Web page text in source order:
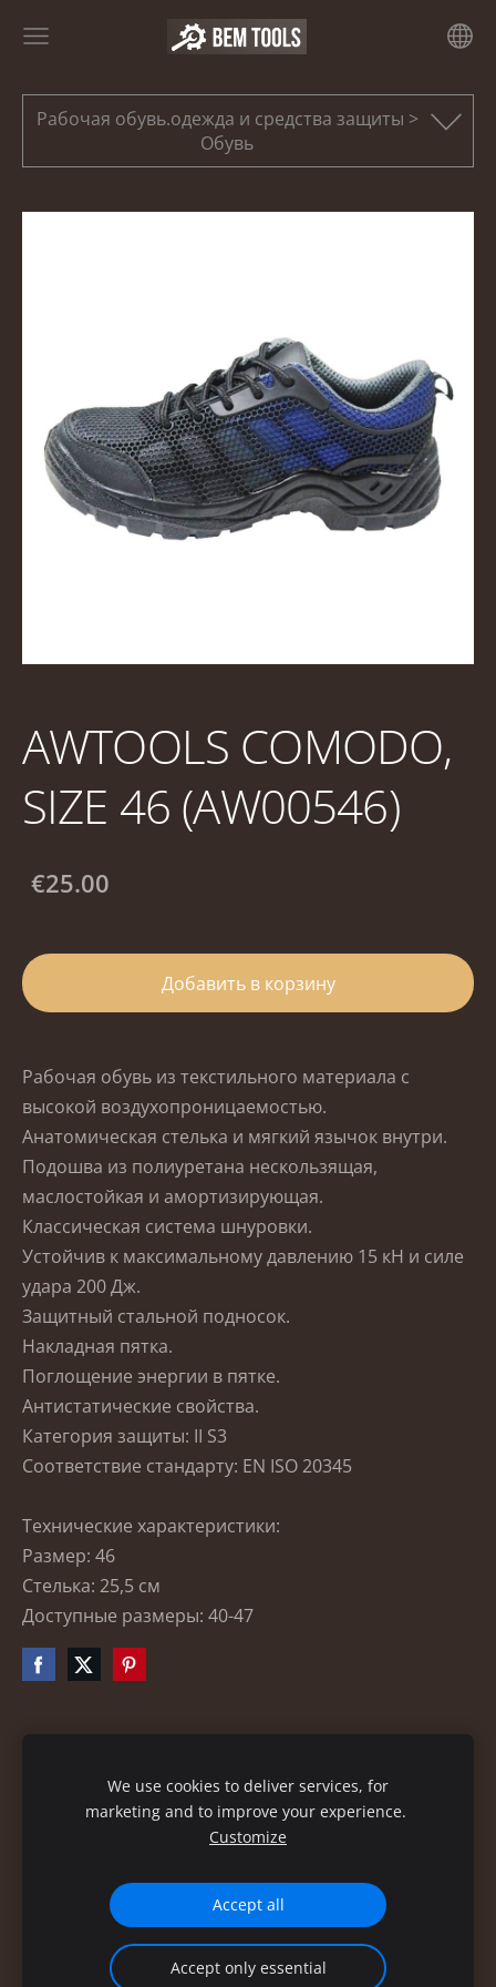
Рабочая обувь.одежда и средства защиты >
Обувь
AWTOOLS COMODO,
SIZE 46 (AW00546)
€25.00
Добавить в корзину
Рабочая обувь из текстильного материала с
высокой воздухопроницаемостью.
Анатомическая стелька и мягкий язычок внутри.
Подошва из полиуретана нескользящая,
маслостойкая и амортизирующая.
Классическая система шнуровки.
Устойчив к максимальному давлению 15 кН и силе
удара 200 Дж.
Защитный стальной подносок.
Накладная пятка.
Поглощение энергии в пятке.
Антистатические свойства.
Категория защиты: II S3
Соответствие стандарту: EN ISO 20345
Технические характеристики:
Размер: 46
Стелька: 25,5 см
Доступные размеры: 40-47
We use cookies to deliver services, for
marketing and to improve your experience.
Customize
Accept all
Accept only essential